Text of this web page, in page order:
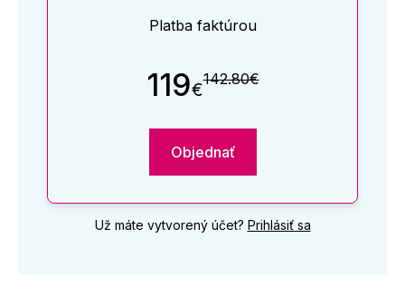
Platba faktúrou
119€142.80€
Objednať
Už máte vytvorený účet? Prihlásiť sa